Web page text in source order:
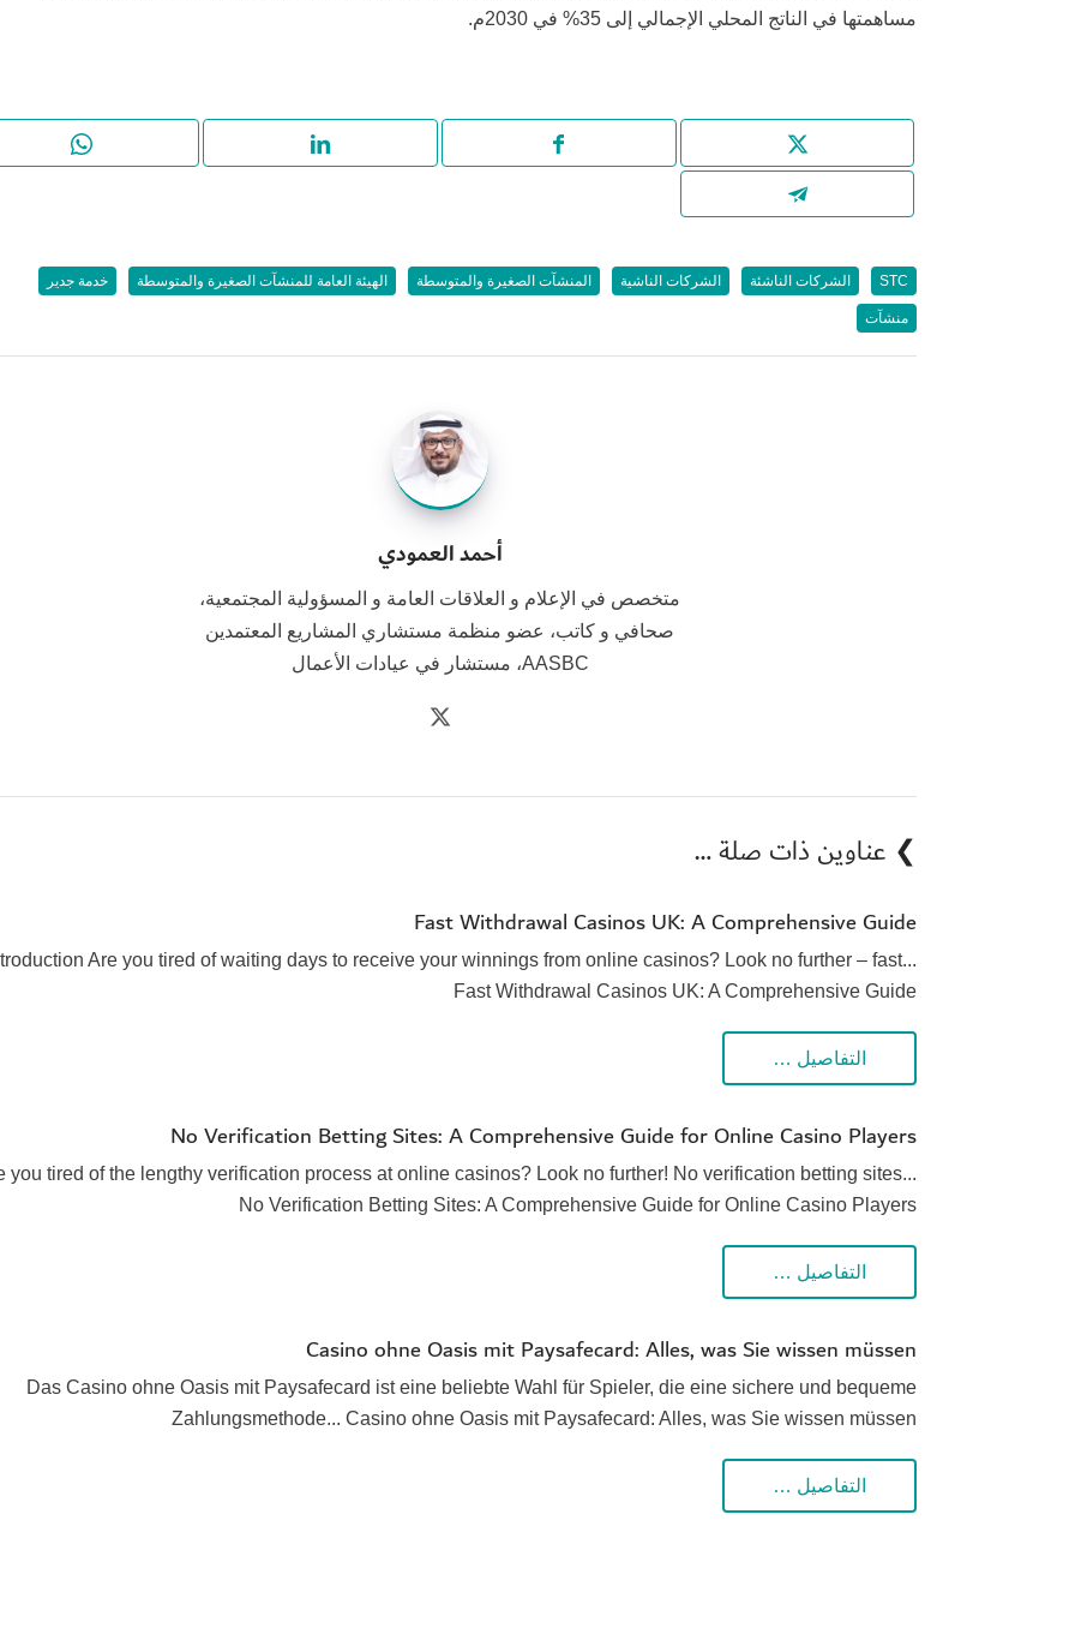
مساهمتها في الناتج المحلي الإجمالي إلى 35% في 2030م.
STC الشركات الناشئة الشركات الناشية المنشآت الصغيرة والمتوسطة الهيئة العامة للمنشآت الصغيرة والمتوسطة خدمة جدير
منشآت
أحمد العمودي
متخصص في الإعلام و العلاقات العامة و المسؤولية المجتمعية،
صحافي و كاتب، عضو منظمة مستشاري المشاريع المعتمدين
AASBC، مستشار في عيادات الأعمال
❯ عناوين ذات صلة …
Fast Withdrawal Casinos UK: A Comprehensive Guide
Are you tired of waiting days to receive your winnings from online casinos? Look no further – fast...
Fast Withdrawal Casinos UK: A Comprehensive Guide
التفاصيل …
No Verification Betting Sites: A Comprehensive Guide for Online Casino Players
you tired of the lengthy verification process at online casinos? Look no further! No verification betting sites...
No Verification Betting Sites: A Comprehensive Guide for Online Casino Players
التفاصيل …
Casino ohne Oasis mit Paysafecard: Alles, was Sie wissen müssen
Das Casino ohne Oasis mit Paysafecard ist eine beliebte Wahl für Spieler, die eine sichere und bequeme
Zahlungsmethode... Casino ohne Oasis mit Paysafecard: Alles, was Sie wissen müssen
التفاصيل …